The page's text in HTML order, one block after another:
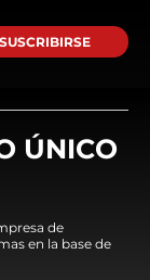
SUSCRIBIRSE
ÚNICO
de
en la base de